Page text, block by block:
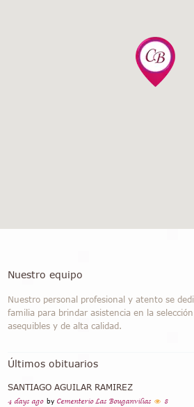
Nuestro equipo
Nuestro personal profesional y atento se
familia para brindar asistencia en la
asequibles y de alta calidad.
Últimos obituarios
SANTIAGO AGUILAR RAMIREZ
4 days ago by Cementerio Las Bouganvilias 8